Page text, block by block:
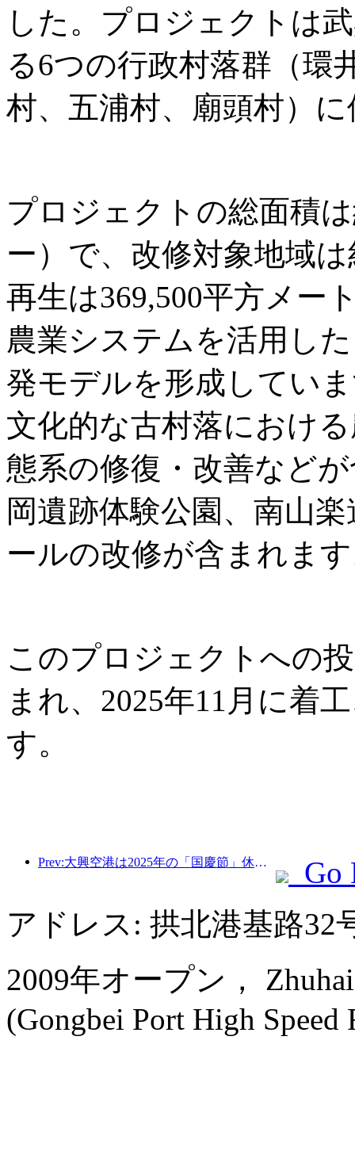
した。プロジェクトは
る6つの行政村落群（環
村、五浦村、廟頭村）
プロジェクトの総面積
ー）で、改修対象地域
再生は369,500平方メー
農業システムを活用し
発モデルを形成してい
文化的な古村落におけ
態系の修復・改善など
岡遺跡体験公園、南山
ールの改修が含まれま
このプロジェクトへの
まれ、2025年11月に着
す。
Prev:大興空港は2025年の「国慶節」休暇中に130万人以上の乗客を輸送する予定だ。
Go
アドレス: 拱北港基路32
2009年オープン，
(Gongbei Port High Speed